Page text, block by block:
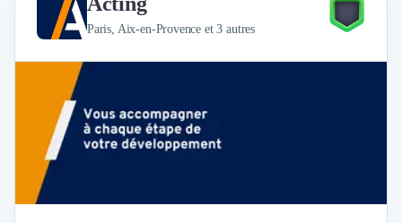
Paris, Aix-en-Provence et 3 autres